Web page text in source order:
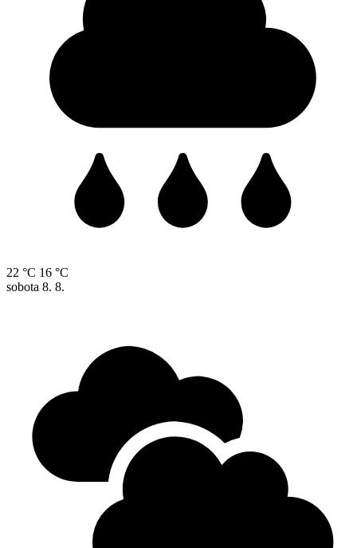
22 °C 16 °C
sobota 8. 8.